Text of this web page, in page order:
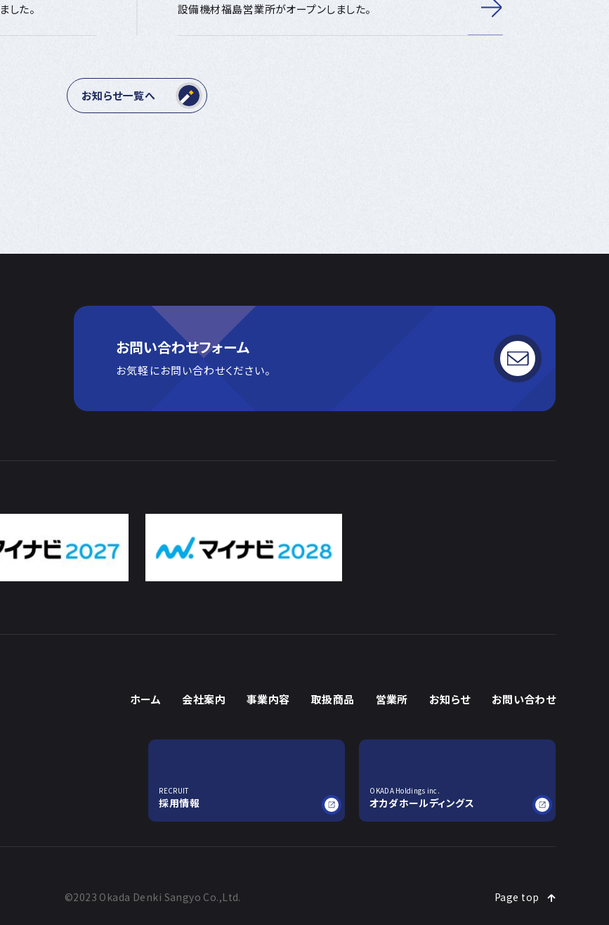
した。 設備機材福島営業所がオープンしました。
お知らせ一覧へ
お問い合わせフォーム
お気軽にお問い合わせください。
ホーム 会社案内 事業内容 取扱商品 営業所 お知らせ お問い合わせ
RECRUIT
採用情報
OKADA Holdings inc.
オカダホールディングス
©2023 Okada Denki Sangyo Co.,Ltd. Page top